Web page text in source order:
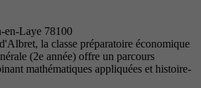
en-Laye 78100
la classe préparatoire économique
(2e année) offre un parcours
mathématiques appliquées et histoire-